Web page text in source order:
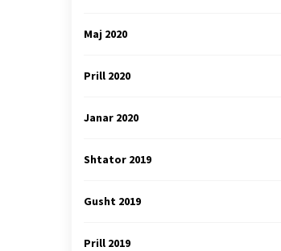
Maj 2020
Prill 2020
Janar 2020
Shtator 2019
Gusht 2019
Prill 2019